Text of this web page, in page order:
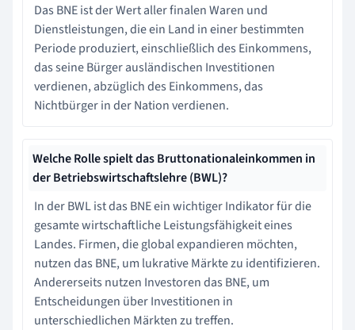
Das BNE ist der Wert aller finalen Waren und
Dienstleistungen, die ein Land in einer bestimmten
Periode produziert, einschließlich des Einkommens,
das seine Bürger ausländischen Investitionen
verdienen, abzüglich des Einkommens, das
Nichtbürger in der Nation verdienen.
Welche Rolle spielt das Bruttonationaleinkommen in
der Betriebswirtschaftslehre (BWL)?
In der BWL ist das BNE ein wichtiger Indikator für die
gesamte wirtschaftliche Leistungsfähigkeit eines
Landes. Firmen, die global expandieren möchten,
nutzen das BNE, um lukrative Märkte zu identifizieren.
Andererseits nutzen Investoren das BNE, um
Entscheidungen über Investitionen in
unterschiedlichen Märkten zu treffen.